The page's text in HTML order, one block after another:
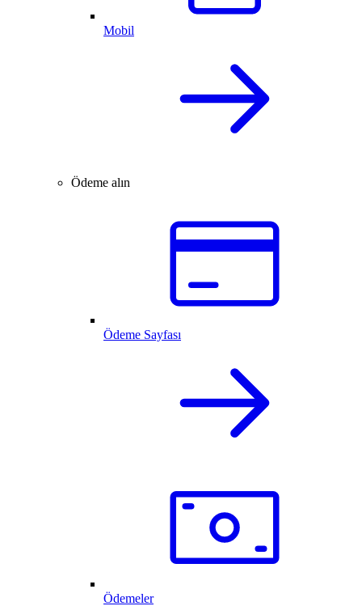
Mobil
Ödeme alın
Ödeme Sayfası
Ödemeler